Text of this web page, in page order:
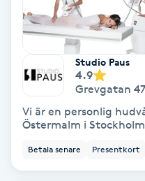
PRP (Platelet Rich
PRX-T33
Psoriasis
Studio Paus
4.9
Grevgatan 47
Vi är en personlig
Östermalm i
Betala senare Presentkort